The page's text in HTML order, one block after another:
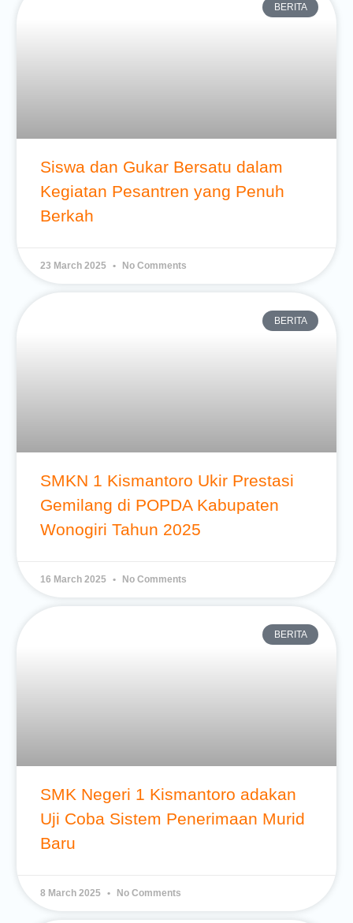
BERITA
Siswa dan Gukar Bersatu dalam
Kegiatan Pesantren yang Penuh
Berkah
23 March 2025 No Comments
BERITA
SMKN 1 Kismantoro Ukir Prestasi
Gemilang di POPDA Kabupaten
Wonogiri Tahun 2025
16 March 2025 No Comments
BERITA
SMK Negeri 1 Kismantoro adakan
Uji Coba Sistem Penerimaan Murid
Baru
8 March 2025 No Comments